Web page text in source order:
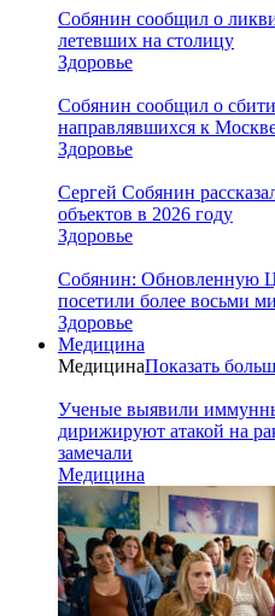
Собянин сообщил о
летевших на столицу
Здоровье
Собянин сообщил о
направлявшихся к
Здоровье
Сергей Собянин
объектов в 2026 году
Здоровье
Собянин: Обновленную
посетили более восьми
Здоровье
Медицина
МедицинаПоказать
Ученые выявили
дирижируют атакой на
замечали
Медицина